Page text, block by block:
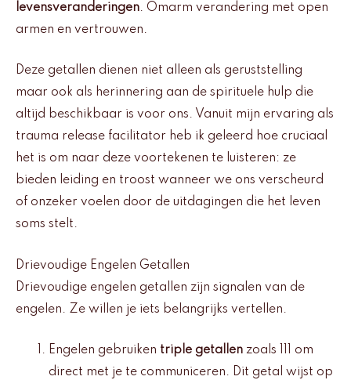
levensveranderingen. Omarm verandering met open
armen en vertrouwen.
Deze getallen dienen niet alleen als geruststelling
maar ook als herinnering aan de spirituele hulp die
altijd beschikbaar is voor ons. Vanuit mijn ervaring als
trauma release facilitator heb ik geleerd hoe cruciaal
het is om naar deze voortekenen te luisteren: ze
bieden leiding en troost wanneer we ons verscheurd
of onzeker voelen door de uitdagingen die het leven
soms stelt.
Drievoudige Engelen Getallen
Drievoudige engelen getallen zijn signalen van de
engelen. Ze willen je iets belangrijks vertellen.
Engelen gebruiken triple getallen zoals 111 om
direct met je te communiceren. Dit getal wijst op